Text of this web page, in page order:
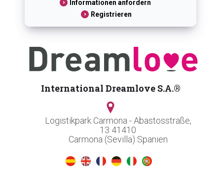
Informationen anfordern
Registrieren
International Dreamlove S.A.®
Logistikpark Carmona - Abastosstraße,
13 41410
Carmona (Sevilla) Spanien